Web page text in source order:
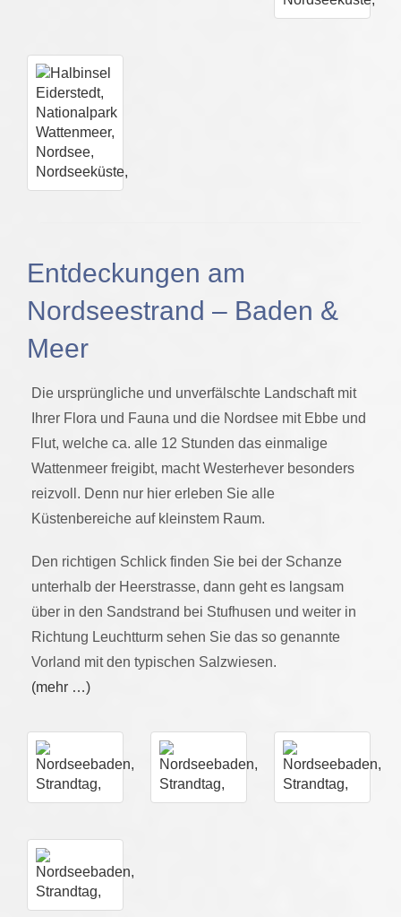
Entdeckungen am
Nordseestrand – Baden &
Meer
Die ursprüngliche und unverfälschte Landschaft mit
Ihrer Flora und Fauna und die Nordsee mit Ebbe und
Flut, welche ca. alle 12 Stunden das einmalige
Wattenmeer freigibt, macht Westerhever besonders
reizvoll. Denn nur hier erleben Sie alle
Küstenbereiche auf kleinstem Raum.
Den richtigen Schlick finden Sie bei der Schanze
unterhalb der Heerstrasse, dann geht es langsam
über in den Sandstrand bei Stufhusen und weiter in
Richtung Leuchtturm sehen Sie das so genannte
Vorland mit den typischen Salzwiesen.
(mehr …)